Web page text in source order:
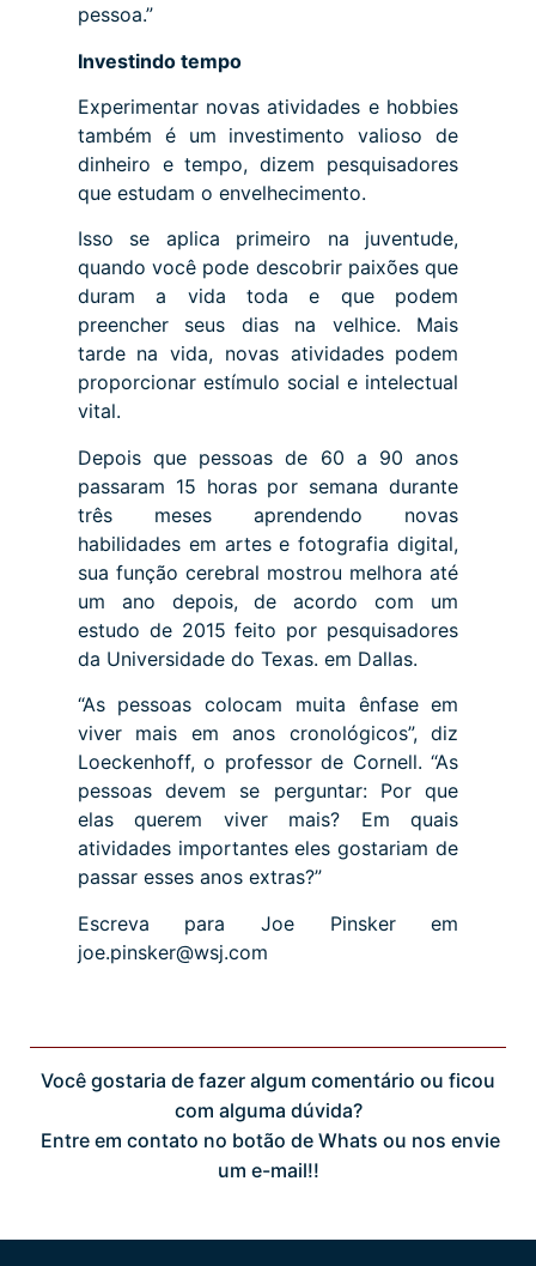
pessoa.”
Investindo tempo
Experimentar novas atividades e hobbies
também é um investimento valioso de
dinheiro e tempo, dizem pesquisadores
que estudam o envelhecimento.
Isso se aplica primeiro na juventude,
quando você pode descobrir paixões que
duram a vida toda e que podem
preencher seus dias na velhice. Mais
tarde na vida, novas atividades podem
proporcionar estímulo social e intelectual
vital.
Depois que pessoas de 60 a 90 anos
passaram 15 horas por semana durante
três meses aprendendo novas
habilidades em artes e fotografia digital,
sua função cerebral mostrou melhora até
um ano depois, de acordo com um
estudo de 2015 feito por pesquisadores
da Universidade do Texas. em Dallas.
“As pessoas colocam muita ênfase em
viver mais em anos cronológicos”, diz
Loeckenhoff, o professor de Cornell. “As
pessoas devem se perguntar: Por que
elas querem viver mais? Em quais
atividades importantes eles gostariam de
passar esses anos extras?”
Escreva para Joe Pinsker em
joe.pinsker@wsj.com
Você gostaria de fazer algum comentário ou ficou
com alguma dúvida?
Entre em contato no botão de Whats ou nos envie
um e-mail!!